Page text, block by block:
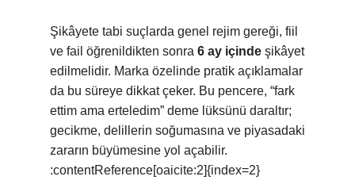
Şikâyete tabi suçlarda genel rejim gereği, fiil
ve fail öğrenildikten sonra 6 ay içinde şikâyet
edilmelidir. Marka özelinde pratik açıklamalar
da bu süreye dikkat çeker. Bu pencere, “fark
ettim ama erteledim” deme lüksünü daraltır;
gecikme, delillerin soğumasına ve piyasadaki
zararın büyümesine yol açabilir.
:contentReference[oaicite:2]{index=2}